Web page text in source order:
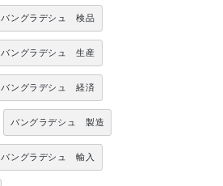
バングラデシュ 検品
バングラデシュ 生産
バングラデシュ 経済
バングラデシュ 製造
バングラデシュ 輸入